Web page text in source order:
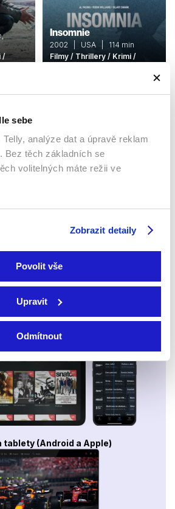
sebe
analýze dat a úpravě reklam
Bez těch základních se
volitelných máte režii ve
Zobrazit detaily
Povolit vše
Upravit
Odmítnout
/
Insomnie
2002 | USA | 114 min
Filmy / Thrillery / Krimi /
Drama
až na 6 zařízeních
televizi jde odkudkoliv
a to až na 6 zařízeních.
Google, Samsung, LG, VIDAA
tablety (Android a Apple)